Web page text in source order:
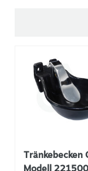
Tränkebecken